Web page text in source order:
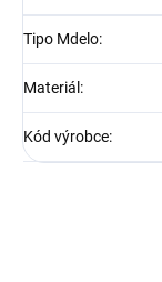
Tipo Mdelo:
Materiál :
Kód výrobce: